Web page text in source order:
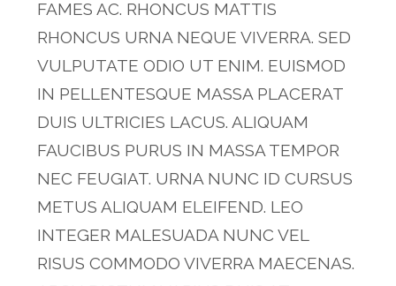
FAMES AC. RHONCUS MATTIS
RHONCUS URNA NEQUE VIVERRA. SED
VULPUTATE ODIO UT ENIM. EUISMOD
IN PELLENTESQUE MASSA PLACERAT
DUIS ULTRICIES LACUS. ALIQUAM
FAUCIBUS PURUS IN MASSA TEMPOR
NEC FEUGIAT. URNA NUNC ID CURSUS
METUS ALIQUAM ELEIFEND. LEO
INTEGER MALESUADA NUNC VEL
RISUS COMMODO VIVERRA MAECENAS.